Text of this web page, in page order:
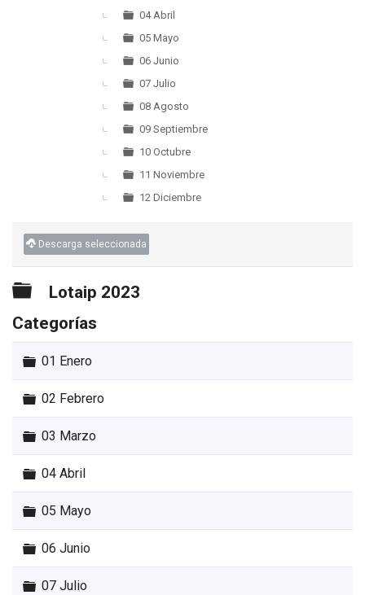
04 Abril
05 Mayo
06 Junio
07 Julio
08 Agosto
09 Septiembre
10 Octubre
11 Noviembre
12 Diciembre
Descarga seleccionada
Carpeta
Lotaip 2023
Categorías
Carpeta
01 Enero
Carpeta
02 Febrero
Carpeta
03 Marzo
Carpeta
04 Abril
Carpeta
05 Mayo
Carpeta
06 Junio
Carpeta
07 Julio